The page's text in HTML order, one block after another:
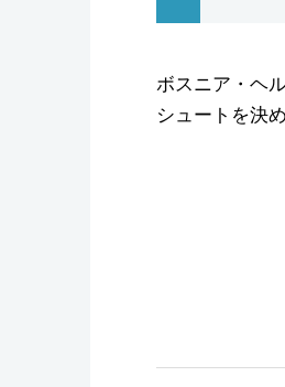
ボスニア・ヘ
シュートを決